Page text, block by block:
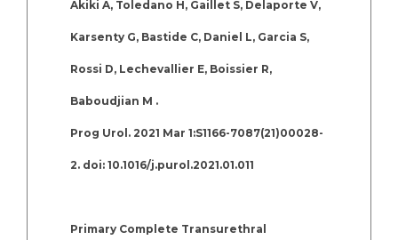
Akiki A, Toledano H, Gaillet S, Delaporte V,
Karsenty G, Bastide C, Daniel L, Garcia S,
Rossi D, Lechevallier E, Boissier R,
Baboudjian M .
Prog Urol. 2021 Mar 1:S1166-7087(21)00028-
2. doi: 10.1016/j.purol.2021.01.011
Primary Complete Transurethral